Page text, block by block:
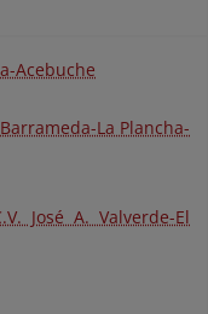
Acebuche
La Plancha-
José A. Valverde-El